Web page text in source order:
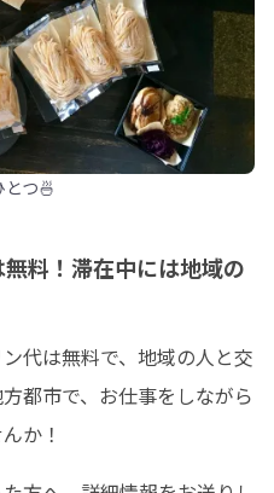
つ🍜
料！滞在中には地域の
代は無料で、地域の人と交
都市で、お仕事をしながら
か！